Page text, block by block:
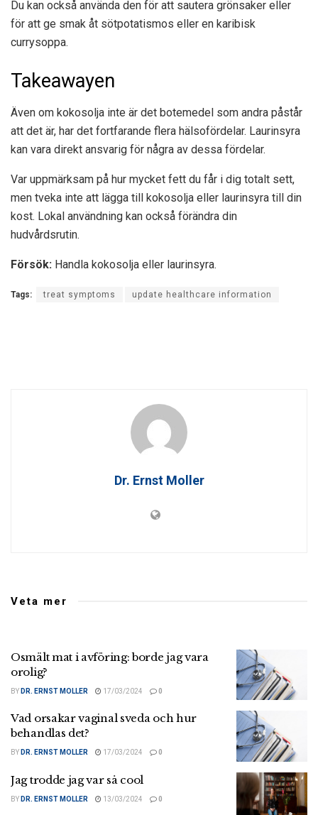
Du kan också använda den för att sautera grönsaker eller
för att ge smak åt sötpotatismos eller en karibisk
currysoppa.
Takeawayen
Även om kokosolja inte är det botemedel som andra påstår
att det är, har det fortfarande flera hälsofördelar. Laurinsyra
kan vara direkt ansvarig för några av dessa fördelar.
Var uppmärksam på hur mycket fett du får i dig totalt sett,
men tveka inte att lägga till kokosolja eller laurinsyra till din
kost. Lokal användning kan också förändra din
hudvårdsrutin.
Försök: Handla kokosolja eller laurinsyra.
Tags: treat symptoms update healthcare information
Dr. Ernst Moller
Veta mer
Osmält mat i avföring: borde jag vara
orolig?
BY DR. ERNST MOLLER 17/03/2024 0
Vad orsakar vaginal sveda och hur
behandlas det?
BY DR. ERNST MOLLER 17/03/2024 0
Jag trodde jag var så cool
BY DR. ERNST MOLLER 13/03/2024 0